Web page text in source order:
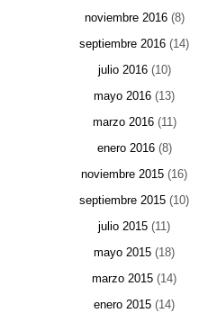
noviembre 2016(8)
septiembre 2016 (14)
julio 2016(10)
mayo 2016 (13)
marzo 2016(11)
enero 2016(8)
noviembre 2015 (16)
septiembre 2015 (10)
julio 2015 (11)
mayo 2015 (18)
marzo 2015 (14)
enero 2015 (14)